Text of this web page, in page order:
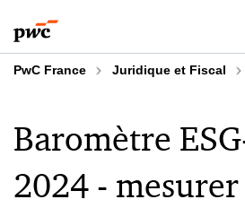
au
contenu
au
pied
dePwC France Juridique et Fiscal
Baromètre
2024 -